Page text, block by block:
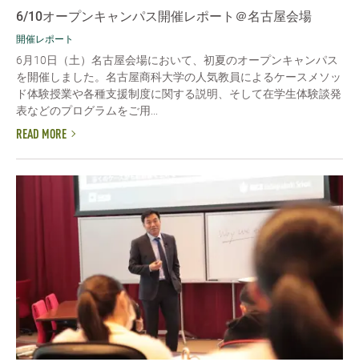
6/10オープンキャンパス開催レポート＠名古屋会場
開催レポート
6月10日（土）名古屋会場において、初夏のオープンキャンパス
を開催しました。名古屋商科大学の人気教員によるケースメソッ
ド体験授業や各種支援制度に関する説明、そして在学生体験談発
表などのプログラムをご用...
READ MORE